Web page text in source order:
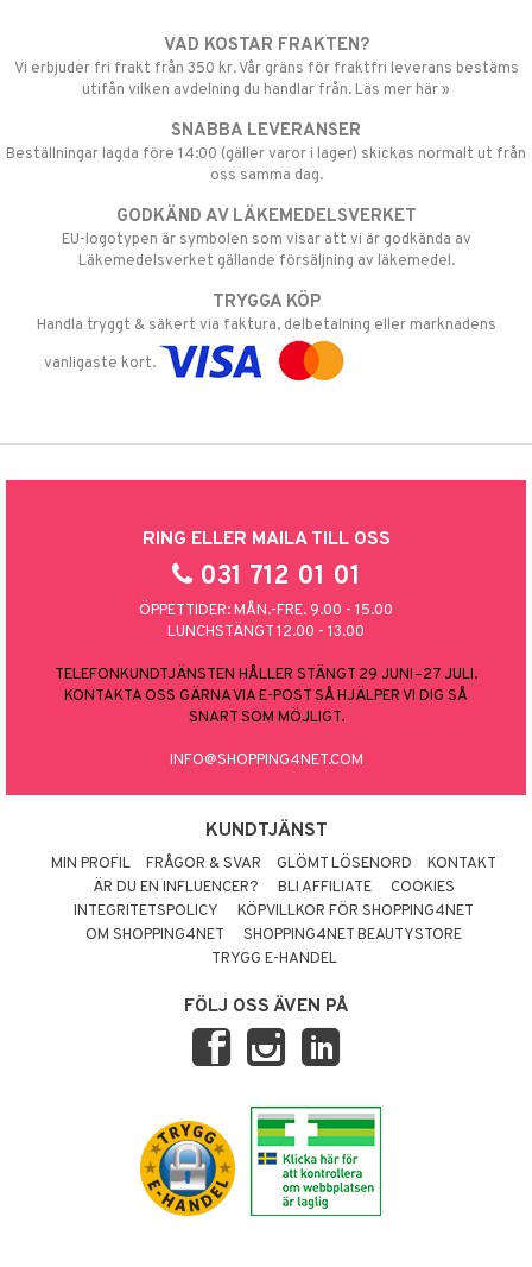
VAD KOSTAR FRAKTEN?
Vi erbjuder fri frakt från 350 kr. Vår gräns för fraktfri leverans bestäms
utifån vilken avdelning du handlar från. Läs mer här »
SNABBA LEVERANSER
Beställningar lagda före 14:00 (gäller varor i lager) skickas normalt ut från
oss samma dag.
GODKÄND AV LÄKEMEDELSVERKET
EU-logotypen är symbolen som visar att vi är godkända av
Läkemedelsverket gällande försäljning av läkemedel.
TRYGGA KÖP
Handla tryggt & säkert via faktura, delbetalning eller marknadens
vanligaste kort.
RING ELLER MAILA TILL OSS
031 712 01 01
ÖPPETTIDER: MÅN.-FRE. 9.00 - 15.00
LUNCHSTÄNGT 12.00 - 13.00
TELEFONKUNDTJÄNSTEN HÅLLER STÄNGT 29 JUNI–27 JULI.
KONTAKTA OSS GÄRNA VIA E-POST SÅ HJÄLPER VI DIG SÅ
SNART SOM MÖJLIGT.
INFO@SHOPPING4NET.COM
KUNDTJÄNST
MIN PROFIL FRÅGOR & SVAR GLÖMT LÖSENORD
KONTAKT
ÄR DU EN INFLUENCER?
BLI AFFILIATE
COOKIES
INTEGRITETSPOLICY
KÖPVILLKOR FÖR SHOPPING4NET
OM SHOPPING4NET
SHOPPING4NET BEAUTYSTORE
TRYGG E-HANDEL
FÖLJ OSS ÄVEN PÅ